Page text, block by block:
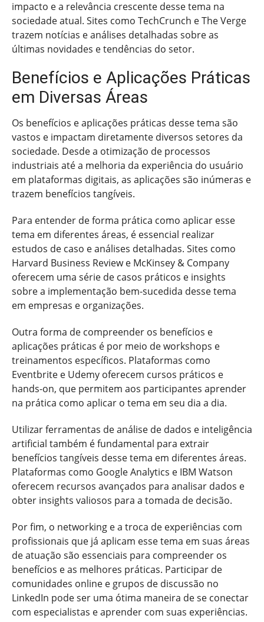
impacto e a relevância crescente desse tema na
sociedade atual. Sites como TechCrunch e The Verge
trazem notícias e análises detalhadas sobre as
últimas novidades e tendências do setor.
Benefícios e Aplicações Práticas
em Diversas Áreas
Os benefícios e aplicações práticas desse tema são
vastos e impactam diretamente diversos setores da
sociedade. Desde a otimização de processos
industriais até a melhoria da experiência do usuário
em plataformas digitais, as aplicações são inúmeras e
trazem benefícios tangíveis.
Para entender de forma prática como aplicar esse
tema em diferentes áreas, é essencial realizar
estudos de caso e análises detalhadas. Sites como
Harvard Business Review e McKinsey & Company
oferecem uma série de casos práticos e insights
sobre a implementação bem-sucedida desse tema
em empresas e organizações.
Outra forma de compreender os benefícios e
aplicações práticas é por meio de workshops e
treinamentos específicos. Plataformas como
Eventbrite e Udemy oferecem cursos práticos e
hands-on, que permitem aos participantes aprender
na prática como aplicar o tema em seu dia a dia.
Utilizar ferramentas de análise de dados e inteligência
artificial também é fundamental para extrair
benefícios tangíveis desse tema em diferentes áreas.
Plataformas como Google Analytics e IBM Watson
oferecem recursos avançados para analisar dados e
obter insights valiosos para a tomada de decisão.
Por fim, o networking e a troca de experiências com
profissionais que já aplicam esse tema em suas áreas
de atuação são essenciais para compreender os
benefícios e as melhores práticas. Participar de
comunidades online e grupos de discussão no
LinkedIn pode ser uma ótima maneira de se conectar
com especialistas e aprender com suas experiências.